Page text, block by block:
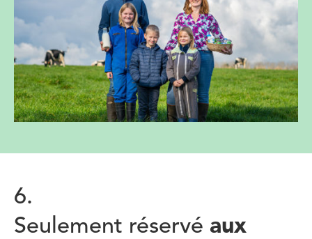
6.
Seulement réservé aux